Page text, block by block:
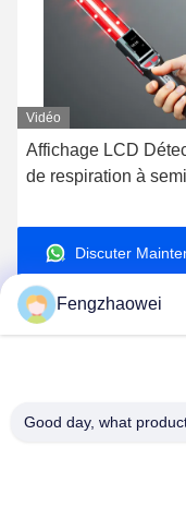
Vidéo
Affichage LCD
de respiration à
Distance de test 3-5
batterie incluse
Discuter
Shenzhen
Fengzhaowei
Good day, what